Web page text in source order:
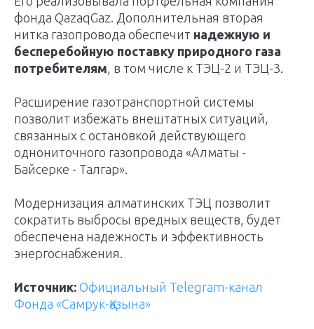
фонда QazaqGaz. Дополнительная вторая
нитка газопровода обеспечит надежную и
бесперебойную поставку природного газа
потребителям, в том числе к ТЭЦ-2 и ТЭЦ-3.
Расширение газотранспортной системы
позволит избежать внештатных ситуаций,
связанных с остановкой действующего
однониточного газопровода «Алматы -
Байсерке - Талгар».
Модернизация алматинских ТЭЦ позволит
сократить выбросы вредных веществ, будет
обеспечена надежность и эффективность
энергоснабжения.
Источник: Официальный Telegram-канал
Фонда «Самрук-Қазына»